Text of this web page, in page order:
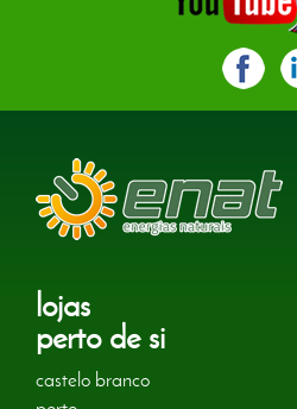
lojas
perto de si
castelo branco